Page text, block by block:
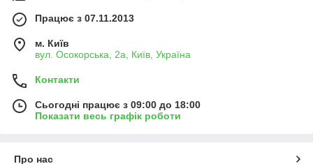
Працює з 07.11.2013
м. Київ
вул. Осокорська, 2а, Київ, Україна
Контакти
Сьогодні працює з 09:00 до 18:00
Показати весь графік роботи
Про нас